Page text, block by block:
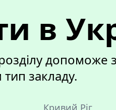
в
допоможе
тип закладу.
Кривий Ріг